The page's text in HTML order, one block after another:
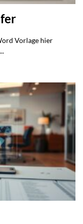
Vorlage hier